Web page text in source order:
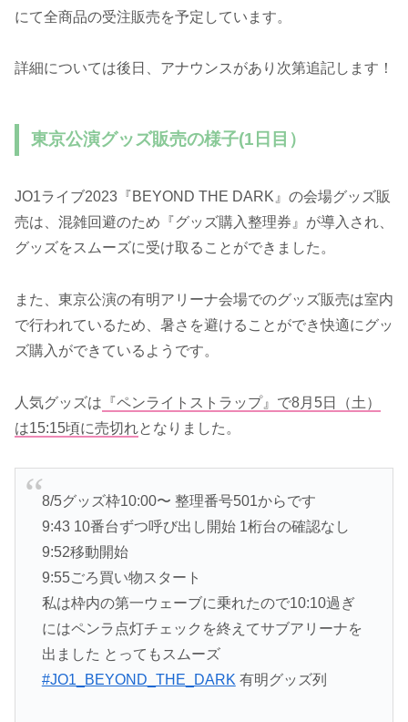
にて全商品の受注販売を予定しています。
詳細については後日、アナウンスがあり次第追記します！
東京公演グッズ販売の様子(1日目）
JO1ライブ2023『BEYOND THE DARK』の会場グッズ販
売は、混雑回避のため『グッズ購入整理券』が導入され、
グッズをスムーズに受け取ることができました。
また、東京公演の有明アリーナ会場でのグッズ販売は室内
で行われているため、暑さを避けることができ快適にグッ
ズ購入ができているようです。
人気グッズは 『ペンライトストラップ』で8月5日（土）
は15:15頃に売切れとなりました。
8/5グッズ枠10:00〜 整理番号501からです
9:43 10番台ずつ呼び出し開始 1桁台の確認なし
9:52移動開始
9:55ごろ買い物スタート
私は枠内の第一ウェーブに乗れたので10:10過ぎ
にはペンラ点灯チェックを終えてサブアリーナを
出ました とってもスムーズ
#JO1_BEYOND_THE_DARK 有明グッズ列